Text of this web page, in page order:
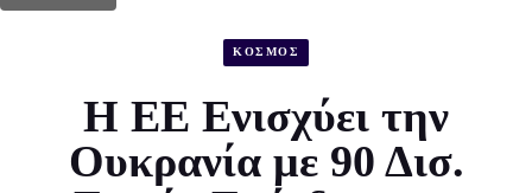
ΚΟΣΜΟΣ
H ΕΕ Ενισχύει την
Ουκρανία με 90 Δισ.